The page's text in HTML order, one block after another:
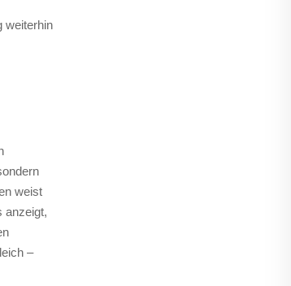
weiterhin
weist
anzeigt,
–